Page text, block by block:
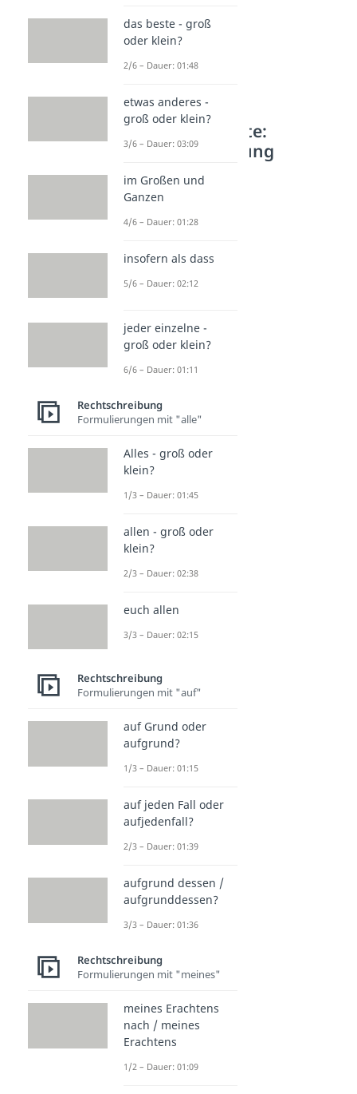
Weitere Inhalte:
Rechtschreibung
Fremdwörter
Fremdwörter
obligatorisch
autark
volatil
devot
Dauer: 02:23
Dauer: 01:44
Dauer: 03:53
das beste - groß
oder klein?
2/6 – Dauer: 01:48
etwas anderes -
groß oder klein?
3/6 – Dauer: 03:09
im Großen und
Ganzen
4/6 – Dauer: 01:28
insofern als dass
5/6 – Dauer: 02:12
jeder einzelne -
groß oder klein?
6/6 – Dauer: 01:11
Rechtschreibung
Formulierungen mit "alle"
Alles - groß oder
klein?
1/3 – Dauer: 01:45
allen - groß oder
klein?
2/3 – Dauer: 02:38
euch allen
3/3 – Dauer: 02:15
Rechtschreibung
Formulierungen mit "auf"
auf Grund oder
aufgrund?
1/3 – Dauer: 01:15
auf jeden Fall oder
aufjedenfall?
2/3 – Dauer: 01:39
aufgrund dessen /
aufgrunddessen?
3/3 – Dauer: 01:36
Rechtschreibung
Formulierungen mit "meines"
meines Erachtens
nach / meines
Erachtens
1/2 – Dauer: 01:09